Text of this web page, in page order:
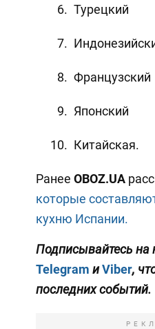
Турецкий
Французский
Японский
Китайская.
Ранее OBOZ.UA
которые
кухню Испании.
Подписывайтесь на
Telegram иViber,
последних событий.